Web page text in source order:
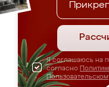
Я соглашаюсь на
согласно